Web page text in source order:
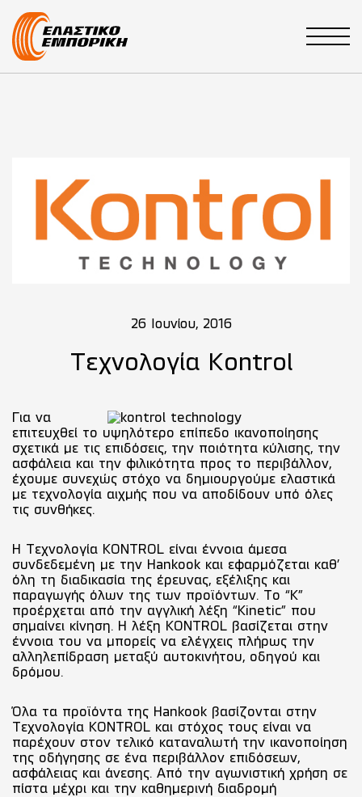
Main Navigation
26 Ιουνίου, 2016
Τεχνολογία Kontrol
Για να
επιτευχθεί το υψηλότερο επίπεδο ικανοποίησης
σχετικά με τις επιδόσεις, την ποιότητα κύλισης, την
ασφάλεια και την φιλικότητα προς το περιβάλλον,
έχουμε συνεχώς στόχο να δημιουργούμε ελαστικά
με τεχνολογία αιχμής που να αποδίδουν υπό όλες
τις συνθήκες.
Η Τεχνολογία KONTROL είναι έννοια άμεσα
συνδεδεμένη με την Hankook και εφαρμόζεται καθ’
όλη τη διαδικασία της έρευνας, εξέλιξης και
παραγωγής όλων της των προϊόντων. Το “K”
προέρχεται από την αγγλική λέξη “Kinetic” που
σημαίνει κίνηση. Η λέξη KONTROL βασίζεται στην
έννοια του να μπορείς να ελέγχεις πλήρως την
αλληλεπίδραση μεταξύ αυτοκινήτου, οδηγού και
δρόμου.
Όλα τα προϊόντα της Hankook βασίζονται στην
Τεχνολογία KONTROL και στόχος τους είναι να
παρέχουν στον τελικό καταναλωτή την ικανοποίηση
της οδήγησης σε ένα περιβάλλον επιδόσεων,
ασφάλειας και άνεσης. Από την αγωνιστική χρήση σε
πίστα μέχρι και την καθημερινή διαδρομή